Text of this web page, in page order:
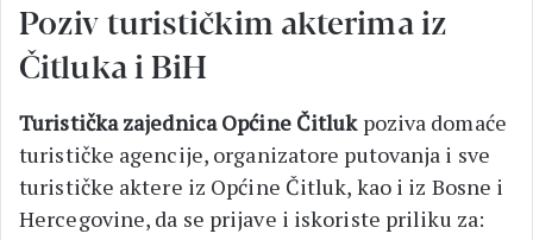
Poziv turističkim akterima iz
Čitluka i BiH
Turistička zajednica Općine Čitluk poziva domaće
turističke agencije, organizatore putovanja i sve
turističke aktere iz Općine Čitluk, kao i iz Bosne i
Hercegovine, da se prijave i iskoriste priliku za: